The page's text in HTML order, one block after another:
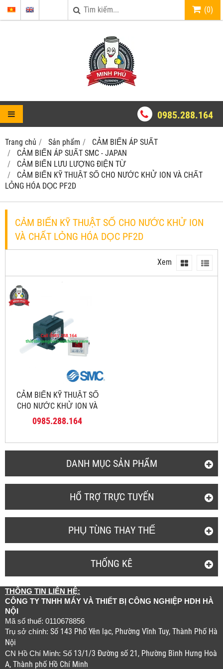
(0)
0985.288.164
Trang chủ Sản phẩm
CẢM BIẾN ÁP SUẤT
CẢM BIẾN ÁP SUẤT SMC - JAPAN
CẢM BIẾN LƯU LƯỢNG ĐIỆN TỪ
CẢM BIẾN KỸ THUẬT SỐ CHO NƯỚC KHỬ ION VÀ CHẤT
LỎNG HÓA DỌC PF2D
DANH MỤC SẢN PHẨM
HỔ TRỢ TRỰC TUYẾN
PHỤ TÙNG THAY THẾ
THỐNG KÊ
CẢM BIẾN KỸ THUẬT SỐ CHO NƯỚC KHỬ ION
VÀ CHẤT LỎNG HÓA DỌC PF2D
Xem
CẢM BIẾN KỸ THUẬT SỐ
CHO NƯỚC KHỬ ION VÀ
CHẤT LỎNG HÓA HỌC PF2D
0985.288.164
THÔNG TIN LIÊN HỆ:
CÔNG TY TNHH MÁY VÀ THIẾT BỊ CÔNG NGHIỆP HDH HÀ
NỘI
Mã số thuế: 0110678856
Trụ sở chính: Số 143 Phố Yên lạc, Phường Vĩnh Tuy, Thành Phố Hà
Nội
CN Hồ Chí Minh: Số 13/1/3 Đường số 21, Phường Bình Hưng Hoà
A, Thành phố Hồ Chí Minh